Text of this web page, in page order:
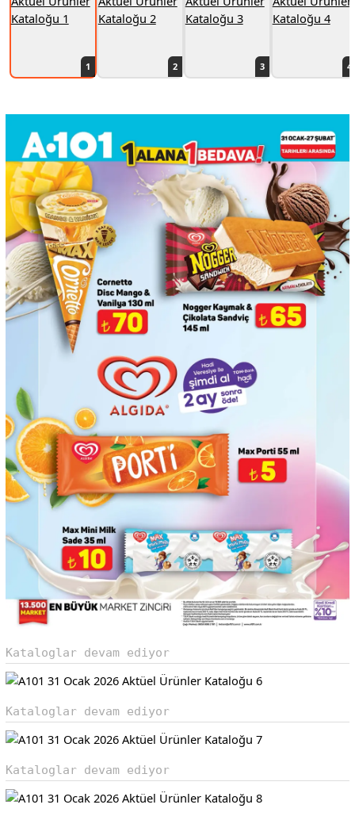
1 2 3 4
Kataloglar devam ediyor
Kataloglar devam ediyor
Kataloglar devam ediyor